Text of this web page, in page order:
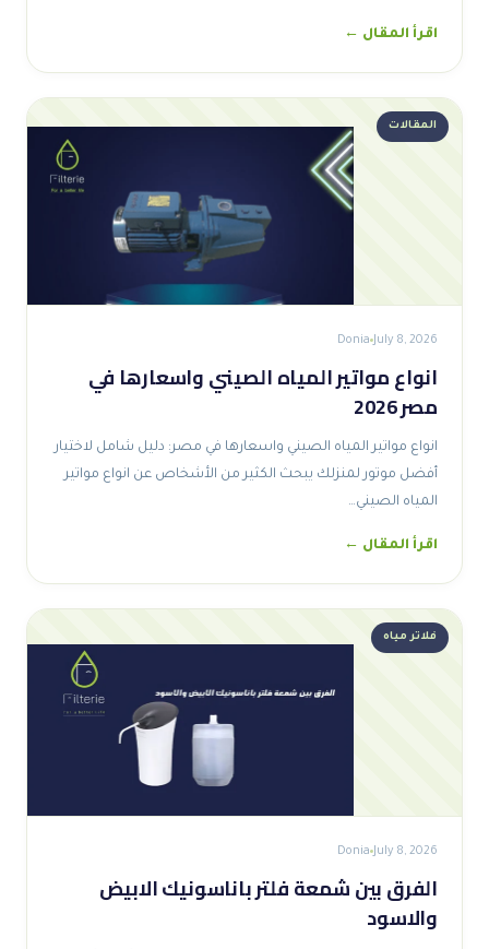
اقرأ المقال ←
المقالات
July 8, 2026
Donia
انواع مواتير المياه الصيني واسعارها في
مصر 2026
انواع مواتير المياه الصيني واسعارها في مصر: دليل شامل لاختيار
أفضل موتور لمنزلك يبحث الكثير من الأشخاص عن انواع مواتير
المياه الصيني…
اقرأ المقال ←
فلاتر مياه
July 8, 2026
Donia
الفرق بين شمعة فلتر باناسونيك الابيض
والاسود